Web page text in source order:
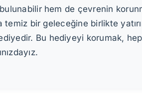
hem de çevrenin
bir geleceğine birlikte
Bu hediyeyi korumak,